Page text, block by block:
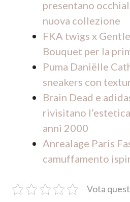
presentano
nuova collezione
FKA twigs x
Bouquet per la
Puma Daniëlle
sneakers con
Brain Dead e
rivisitano
anni 2000
Anrealage Paris
camuffamento
Vota